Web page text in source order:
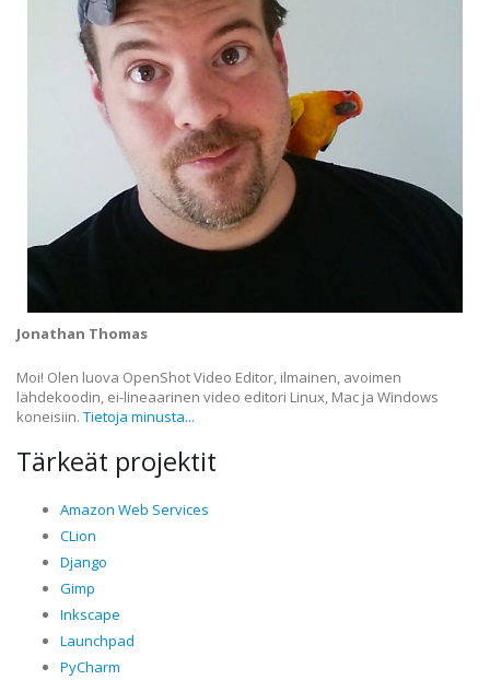
Jonathan Thomas
Moi! Olen luova OpenShot Video Editor, ilmainen, avoimen
lähdekoodin, ei-lineaarinen video editori Linux, Mac ja Windows
koneisiin. Tietoja minusta...
Tärkeät projektit
Amazon Web Services
CLion
Django
Gimp
Inkscape
Launchpad
PyCharm